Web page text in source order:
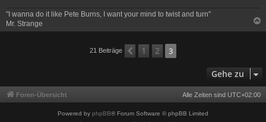
"I wanna do it like Pete Burns, I want your mind to twist and turn"
Mr. Strange
a
n
21 Beiträge Vorherige
1 2 3
Gehe zu
Foren-Übersicht Alle Zeiten sind UTC+02:00
Powered by phpBB® Forum Software © phpBB Limited